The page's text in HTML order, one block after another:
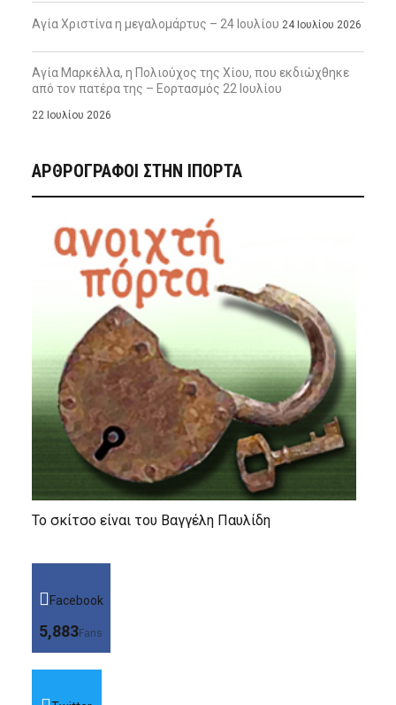
Αγία Χριστίνα η μεγαλομάρτυς – 24 Ιουλίου 24 Ιουλίου 2026
Αγία Μαρκέλλα, η Πολιούχος της Χίου, που εκδιώχθηκε
από τον πατέρα της – Εορτασμός 22 Ιουλίου
22 Ιουλίου 2026
ΑΡΘΡΟΓΡΑΦΟΙ ΣΤΗΝ IΠΟΡΤΑ
Το σκίτσο είναι του Βαγγέλη Παυλίδη
Facebook
5,883Fans